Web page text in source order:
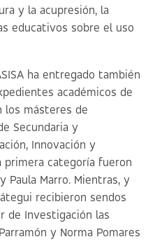
y la acupresión, la
educativos sobre el uso
ha entregado también
académicos de
los másteres de
Secundaria y
Innovación y
primera categoría fueron
Paula Marro. Mientras, y
recibieron sendos
de Investigación las
y Norma Pomares